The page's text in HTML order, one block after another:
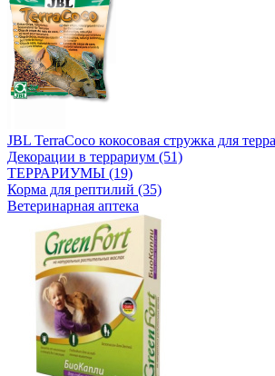
JBL TerraCoco кокосовая стружка для
Декорации в террариум (51)
ТЕРРАРИУМЫ (19)
Корма для рептилий (35)
Ветеринарная аптека